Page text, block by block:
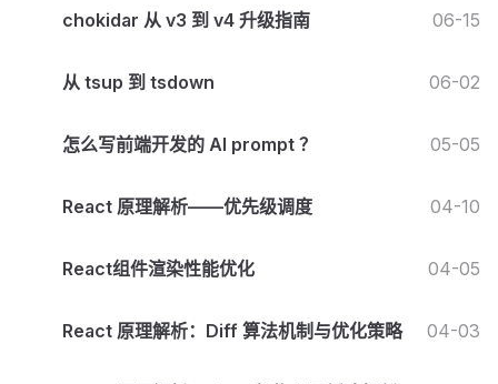
chokidar 从 v3 到 v4 升级指南 06-15
从 tsup 到 tsdown 06-02
怎么写前端开发的 AI prompt ？ 05-05
React 原理解析——优先级调度 04-10
React组件渲染性能优化 04-05
React 原理解析：Diff 算法机制与优化策略 04-03